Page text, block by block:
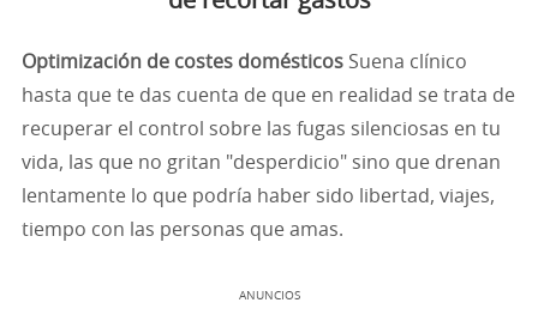
Optimización de costes domésticos Suena clínico
hasta que te das cuenta de que en realidad se trata de
recuperar el control sobre las fugas silenciosas en tu
vida, las que no gritan "desperdicio" sino que drenan
lentamente lo que podría haber sido libertad, viajes,
tiempo con las personas que amas.
ANUNCIOS